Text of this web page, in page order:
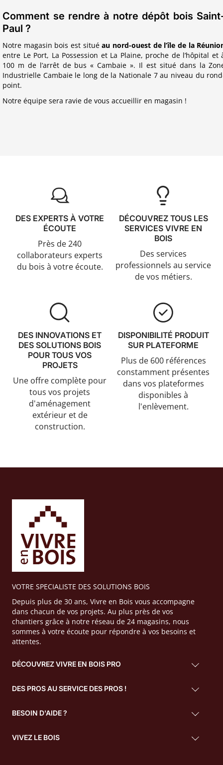
Comment se rendre à notre dépôt bois
Paul ?
Notre magasin bois est situéau nord-ouest de l’île de la
entre Le Port, La Possession et La Plaine, proche de l’hôpital et
100 m de l’arrêt de bus « Cambaie ». Il est situé dans la
Industrielle Cambaie le long de la Nationale 7 au niveau du
point.
Notre équipe sera ravie de vous accueillir en magasin !
DES EXPERTS À VOTRE
ÉCOUTE
Près de 240
collaborateurs experts
du bois à votre écoute.
DÉCOUVREZ TOUS LES
SERVICES VIVRE EN
BOIS
Des services
professionnels au service
de vos métiers.
DES INNOVATIONS ET
DES SOLUTIONS BOIS
POUR TOUS VOS
PROJETS
Une offre complète pour
tous vos projets
d'aménagement
extérieur et de
construction.
DISPONIBILITÉ PRODUIT
SUR PLATEFORME
Plus de 600 références
constamment présentes
dans vos plateformes
disponibles à
l'enlèvement.
VOTRE SPECIALISTE DES SOLUTIONS BOIS
Depuis plus de 30 ans, Vivre en Bois vous accompagne
dans chacun de vos projets. Au plus près de vos
chantiers grâce à notre réseau de 24 magasins, nous
sommes à votre écoute pour répondre à vos besoins et
attentes.
DÉCOUVREZ VIVRE EN BOIS PRO
DES PROS AU SERVICE DES PROS !
BESOIN D'AIDE ?
VIVEZ LE BOIS